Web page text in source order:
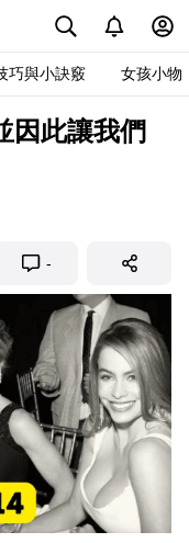
巧與小訣竅 女孩小物
因此讓我們
-